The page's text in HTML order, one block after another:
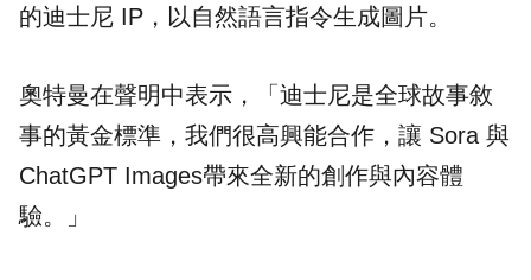
的迪士尼 IP，以自然語言指令生成圖片。
奧特曼在聲明中表示，「迪士尼是全球故事敘
事的黃金標準，我們很高興能合作，讓 Sora 與
ChatGPT Images帶來全新的創作與內容體
驗。」